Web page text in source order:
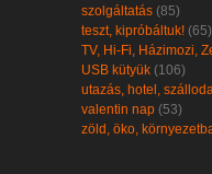
szolgáltatás (85)
teszt, kipróbáltuk! (65)
TV, Hi-Fi, Házimozi,
USB kütyük (106)
utazás, hotel,
valentin nap (53)
zöld, öko,